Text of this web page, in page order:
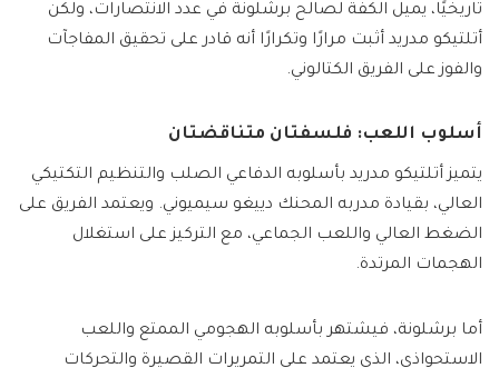
تاريخيًا، يميل الكفة لصالح برشلونة في عدد الانتصارات، ولكن
أتلتيكو مدريد أثبت مرارًا وتكرارًا أنه قادر على تحقيق المفاجآت
والفوز على الفريق الكتالوني.
أسلوب اللعب: فلسفتان متناقضتان
يتميز أتلتيكو مدريد بأسلوبه الدفاعي الصلب والتنظيم التكتيكي
العالي، بقيادة مدربه المحنك دييغو سيميوني. ويعتمد الفريق على
الضغط العالي واللعب الجماعي، مع التركيز على استغلال
الهجمات المرتدة.
أما برشلونة، فيشتهر بأسلوبه الهجومي الممتع واللعب
الاستحواذي، الذي يعتمد على التمريرات القصيرة والتحركات